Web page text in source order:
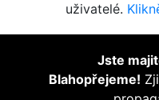
uživatelé.
Jste
Blahopřejeme!